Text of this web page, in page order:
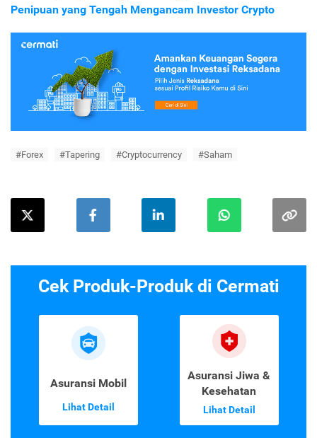
Penipuan yang Tengah Mengancam Investor Crypto
#Forex #Tapering #Cryptocurrency #Saham
Cek Produk-Produk di Cermati
Asuransi Mobil
Lihat Detail
Asuransi Jiwa &
Kesehatan
Lihat Detail